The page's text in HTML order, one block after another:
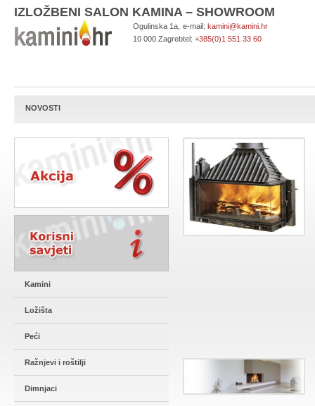
IZLOŽBENI SALON KAMINA – SHOWROOM
Ogulinska 1a,
10 000 Zagreb
e-mail: kamini@kamini.hr
tel: +385(0)1 551 33 60
NOVOSTI
Kamini
Ložišta
Peći
Ražnjevi i roštilji
Dimnjaci